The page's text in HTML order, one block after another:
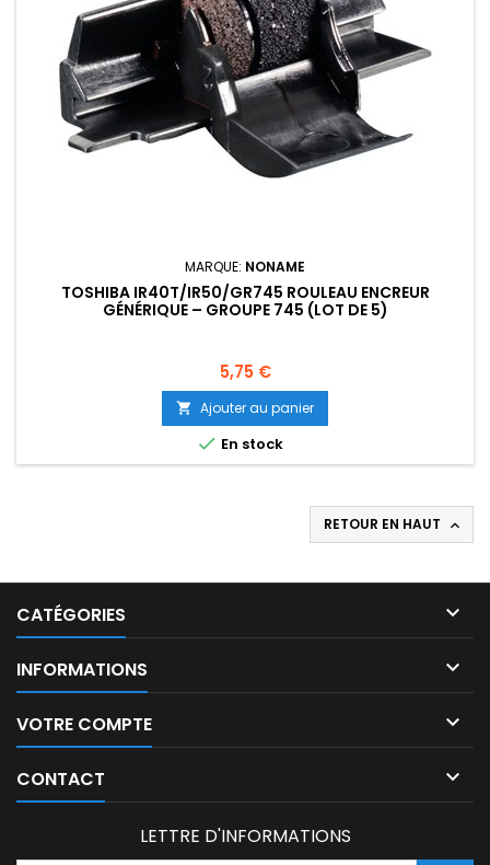
MARQUE: NONAME
TOSHIBA IR40T/IR50/GR745 ROULEAU ENCREUR
GÉNÉRIQUE – GROUPE 745 (LOT DE 5)
Prix
5,75 €
 Ajouter au panier
 En stock
RETOUR EN HAUT 
CATÉGORIES 
INFORMATIONS 
VOTRE COMPTE 
CONTACT 
LETTRE D'INFORMATIONS